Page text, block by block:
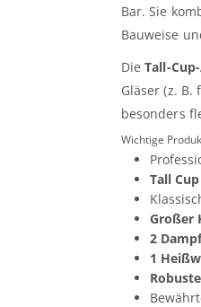
Bar. Sie
Bauweise
DieTall-
Gläser (z.
besonders
Wichtige
Tall
Großer
2
1